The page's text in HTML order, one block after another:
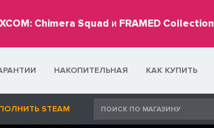
XCOM: Chimera Squad и FRAMED Collection
НАКОПИТЕЛЬНАЯ КАК КУПИТЬ
STEAM